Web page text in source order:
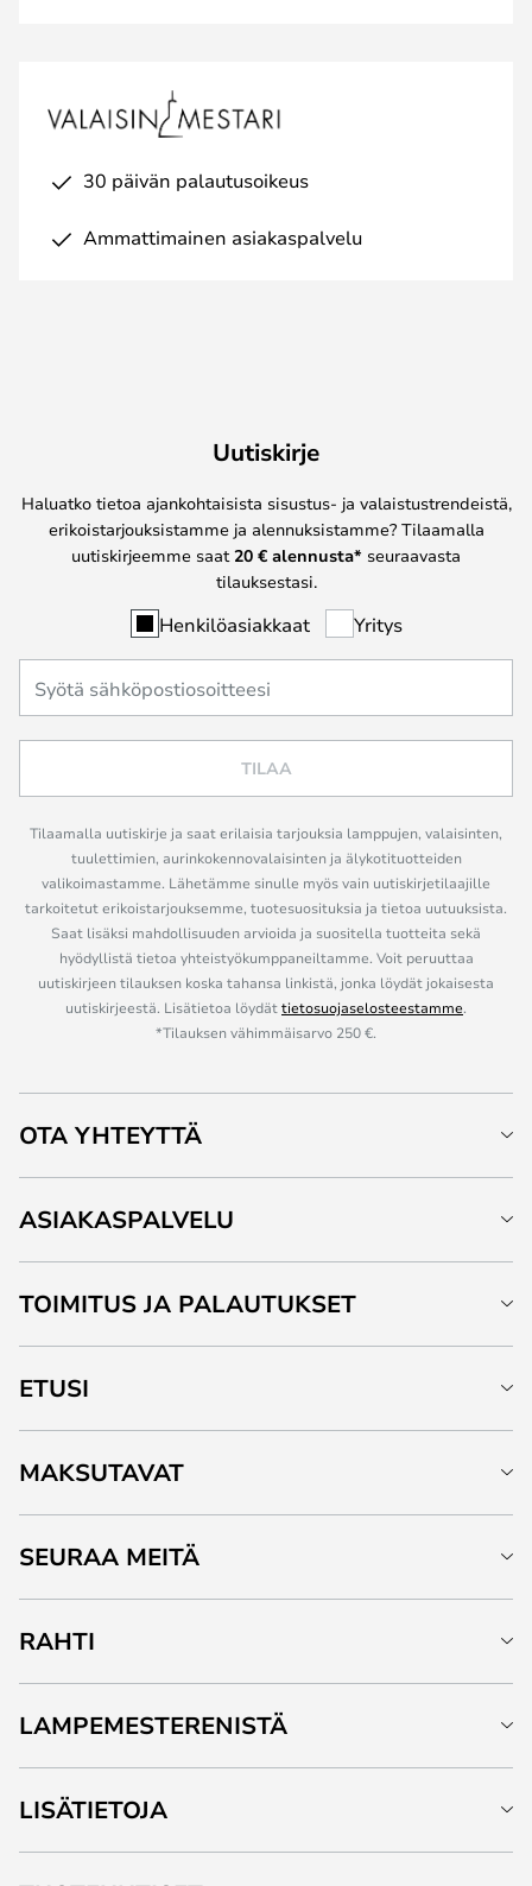
30 päivän palautusoikeus
Ammattimainen asiakaspalvelu
Uutiskirje
Haluatko tietoa ajankohtaisista sisustus- ja valaistustrendeistä,
erikoistarjouksistamme ja alennuksistamme? Tilaamalla
uutiskirjeemme saat 20 € alennusta* seuraavasta
tilauksestasi.
Henkilöasiakkaat Yritys
TILAA
Tilaamalla uutiskirje ja saat erilaisia tarjouksia lamppujen, valaisinten,
tuulettimien, aurinkokennovalaisinten ja älykotituotteiden
valikoimastamme. Lähetämme sinulle myös vain uutiskirjetilaajille
tarkoitetut erikoistarjouksemme, tuotesuosituksia ja tietoa uutuuksista.
Saat lisäksi mahdollisuuden arvioida ja suositella tuotteita sekä
hyödyllistä tietoa yhteistyökumppaneiltamme. Voit peruuttaa
uutiskirjeen tilauksen koska tahansa linkistä, jonka löydät jokaisesta
uutiskirjeestä. Lisätietoa löydättietosuojaselosteestamme.
*Tilauksen vähimmäisarvo 250 €.
OTA YHTEYTTÄ
ASIAKASPALVELU
TOIMITUS JA PALAUTUKSET
ETUSI
MAKSUTAVAT
SEURAA MEITÄ
RAHTI
LAMPEMESTERENISTÄ
LISÄTIETOJA